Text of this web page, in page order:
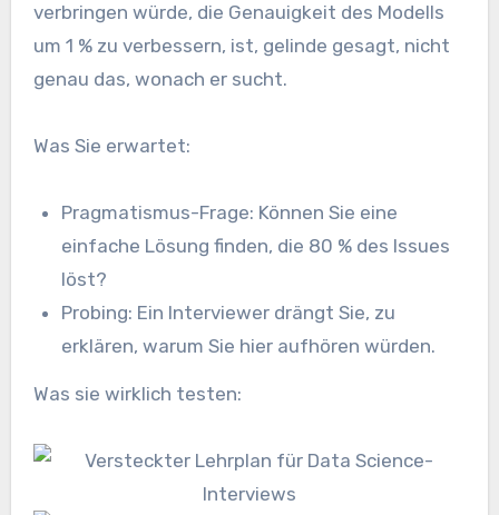
verbringen würde, die Genauigkeit des Modells
um 1 % zu verbessern, ist, gelinde gesagt, nicht
genau das, wonach er sucht.
Was Sie erwartet:
Pragmatismus-Frage: Können Sie eine
einfache Lösung finden, die 80 % des Issues
löst?
Probing: Ein Interviewer drängt Sie, zu
erklären, warum Sie hier aufhören würden.
Was sie wirklich testen: